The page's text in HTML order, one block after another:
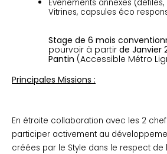
Evènements annexes
Vitrines, capsules éco
Stage de 6 mois
pourvoir à partir de Janvier
Pantin (Accessible Métro
Principales Missions :
En étroite collaboration avec les 2
participer activement au
créées par le Style dans le respect de